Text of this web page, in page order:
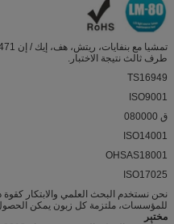
طرف ثالث نتيجة الاختبار.
TS16949
ISO9001
ق 080000
ISO14001
OHSAS18001
ISO17025
نحن نستخدم البحث العلمي والابتكار كقوة
للمؤسسات، ملتزمة كل زبون يمكن الحصول
مختبر